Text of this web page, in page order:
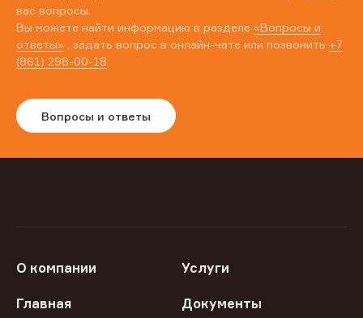
вас вопросы.
Вы можете найти информацию в разделе «Вопросы и
ответы» , задать вопрос в онлайн-чате или позвонить +7
(861) 298-00-18
Вопросы и ответы
О компании Услуги
Главная Документы